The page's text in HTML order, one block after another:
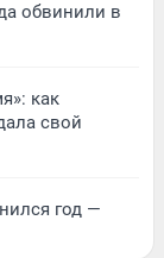
обвинили в
как
свой
год —